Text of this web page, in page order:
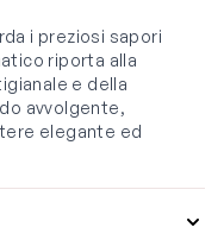
i preziosi sapori
riporta alla
e della
avvolgente,
elegante ed